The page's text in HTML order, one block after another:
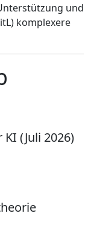
und
komplexere
(Juli 2026)